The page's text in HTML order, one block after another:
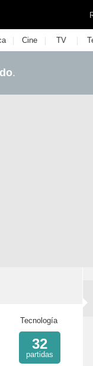
| Cine | TV |
.
Tecnología
32
partidas